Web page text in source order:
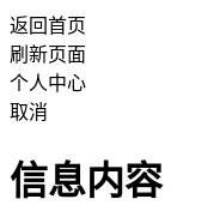
返回首页
刷新页面
个人中心
取消
信息内容